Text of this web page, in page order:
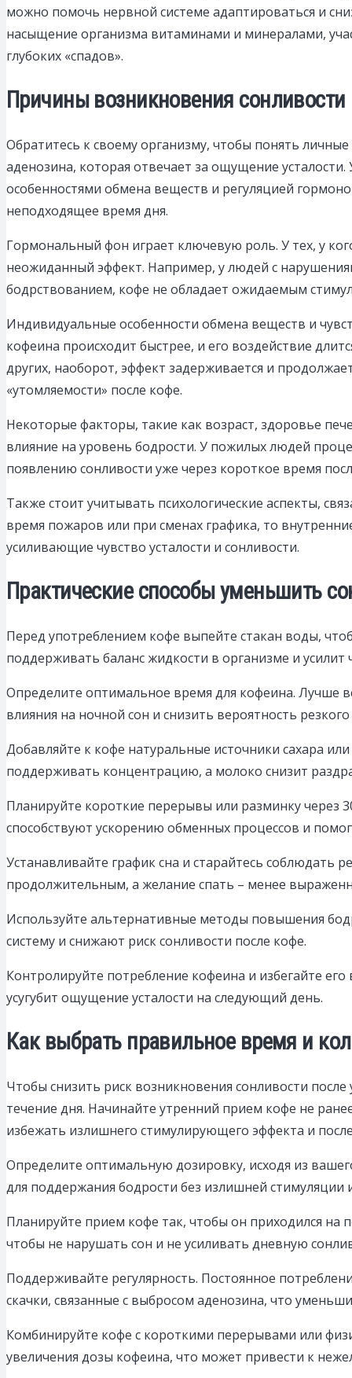
можно помочь нервной системе адаптироваться и
насыщение организма витаминами и минералами,
глубоких «спадов».
Причины возникновения
Обратитесь к своему организму, чтобы понять
аденозина, которая отвечает за ощущение
особенностями обмена веществ и регуляцией
неподходящее время дня.
Гормональный фон играет ключевую роль. У тех, у
неожиданный эффект. Например, у людей с
бодрствованием, кофе не обладает ожидаемым
Индивидуальные особенности обмена веществ и
кофеина происходит быстрее, и его воздействие
других, наоборот, эффект задерживается и
«утомляемости» после кофе.
Некоторые факторы, такие как возраст, здоровье
влияние на уровень бодрости. У пожилых людей
появлению сонливости уже через короткое время
Также стоит учитывать психологические аспекты,
время пожаров или при сменах графика, то
усиливающие чувство усталости и сонливости.
Практические способы уменьшить
Перед употреблением кофе выпейте стакан воды,
поддерживать баланс жидкости в организме и усилит
Определите оптимальное время для кофеина. Лучше
влияния на ночной сон и снизить вероятность
Добавляйте к кофе натуральные источники сахара
поддерживать концентрацию, а молоко снизит
Планируйте короткие перерывы или разминку через
способствуют ускорению обменных процессов и
Устанавливайте график сна и старайтесь соблюдать
продолжительным, а желание спать – менее
Используйте альтернативные методы повышения
систему и снижают риск сонливости после кофе.
Контролируйте потребление кофеина и избегайте
усугубит ощущение усталости на следующий день.
Как выбрать правильное время и
Чтобы снизить риск возникновения сонливости
течение дня. Начинайте утренний прием кофе не
избежать излишнего стимулирующего эффекта и
Определите оптимальную дозировку, исходя из
для поддержания бодрости без излишней стимуляции
Планируйте прием кофе так, чтобы он приходился на
чтобы не нарушать сон и не усиливать дневную
Поддерживайте регулярность. Постоянное
скачки, связанные с выбросом аденозина, что
Комбинируйте кофе с короткими перерывами или
увеличения дозы кофеина, что может привести к